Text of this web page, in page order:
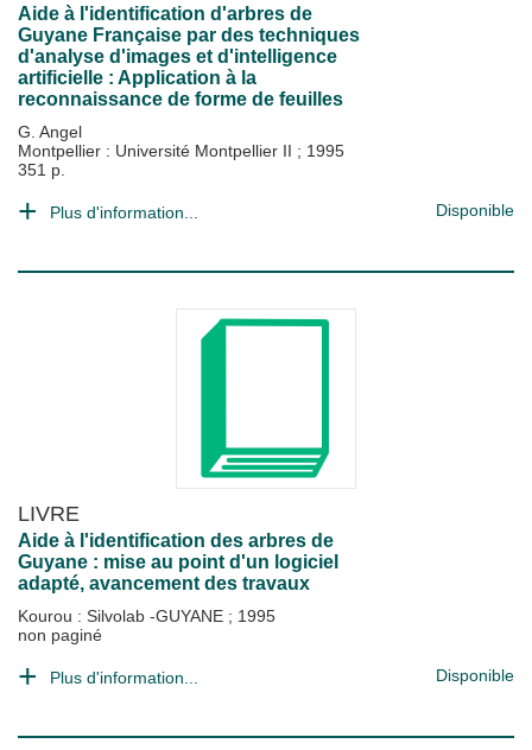
Aide à l'identification d'arbres de
Guyane Française par des techniques
d'analyse d'images et d'intelligence
artificielle : Application à la
reconnaissance de forme de feuilles
G. Angel
Montpellier : Université Montpellier II ; 1995
351 p.
Plus d'information... Disponible
LIVRE
Aide à l'identification des arbres de
Guyane : mise au point d'un logiciel
adapté, avancement des travaux
Kourou : Silvolab -GUYANE ; 1995
non paginé
Plus d'information... Disponible